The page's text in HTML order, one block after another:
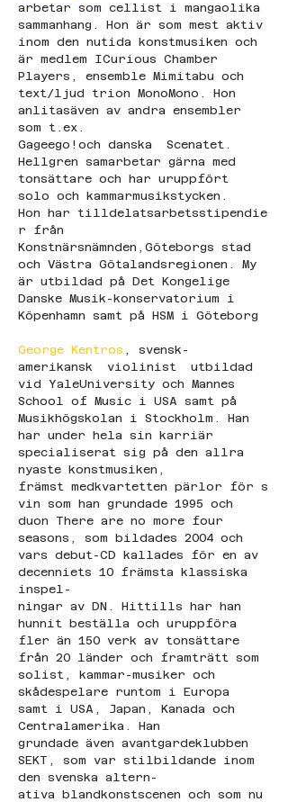
arbetar som cellist i mangaolika
sammanhang. Hon är som mest aktiv
inom den nutida konstmusiken och
är medlem ICurious Chamber
Players, ensemble Mimitabu och
text/ljud trion MonoMono. Hon
anlitasäven av andra ensembler
som t.ex.
Gageego!och danska  Scenatet.
Hellgren samarbetar gärna med
tonsättare och har uruppfört
solo och kammarmusikstycken.
Hon har tilldelatsarbetsstipendie
r från
Konstnärsnämnden,Göteborgs stad
och Västra Götalandsregionen. My
är utbildad på Det Kongelige
Danske Musik-konservatorium i
Köpenhamn samt på HSM i Göteborg
George Kentros , svensk-
amerikansk  violinist  utbildad
vid YaleUniversity och Mannes
School of Music i USA samt på
Musikhögskolan i Stockholm. Han
har under hela sin karriär
specialiserat sig på den allra
nyaste konstmusiken,
främst medkvartetten pärlor för s
vin som han grundade 1995 och
duon There are no more four
seasons, som bildades 2004 och
vars debut-CD kallades för en av
decenniets 10 främsta klassiska
inspel-
ningar av DN. Hittills har han
hunnit beställa och uruppföra
fler än 150 verk av tonsättare
från 20 länder och framträtt som
solist, kammar-musiker och
skådespelare runtom i Europa
samt i USA, Japan, Kanada och
Centralamerika. Han
grundade även avantgardeklubben
SEKT, som var stilbildande inom
den svenska altern-
ativa blandkonstscenen och som nu